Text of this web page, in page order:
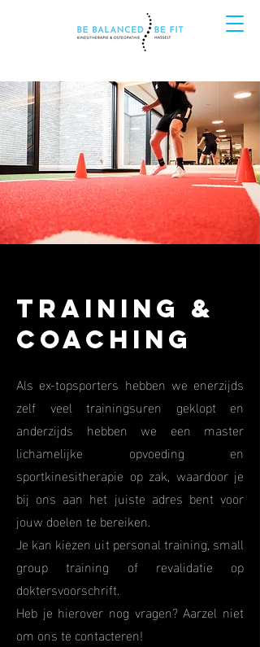
training &
coaching
Als ex-topsporters hebben we enerzijds
zelf veel trainingsuren geklopt en
anderzijds hebben we een master
lichamelijke opvoeding en
sportkinesitherapie op zak, waardoor je
bij ons aan het juiste adres bent voor
jouw doelen te bereiken.
Je kan kiezen uit personal training, small
group training of revalidatie op
doktersvoorschrift.
Heb je hierover nog vragen? Aarzel niet
om ons te contacteren!